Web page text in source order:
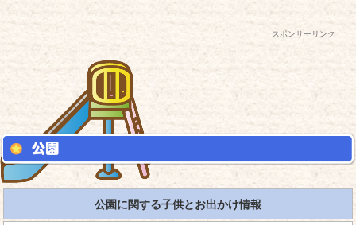
スポンサーリンク
公園に関する子供とお出かけ情報